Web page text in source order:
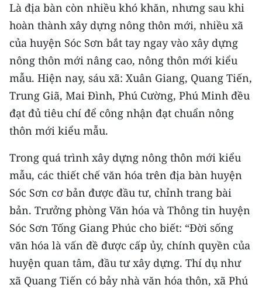
54 DÂN TỘC VIỆT NAM
CHƯƠNG TRÌNH OCOP - MỖI XÃ
MỘT SẢN PHẨM
MEDIA CENTER
Video
Media Chính trị
Media Kinh tế
Media Văn hóa
Media Xã hội
Là địa bàn còn nhiều khó khăn, nhưng sau khi
hoàn thành xây dựng nông thôn mới, nhiều xã
của huyện Sóc Sơn bắt tay ngay vào xây dựng
nông thôn mới nâng cao, nông thôn mới kiểu
mẫu. Hiện nay, sáu xã: Xuân Giang, Quang Tiến,
Trung Giã, Mai Đình, Phú Cường, Phú Minh đều
đạt đủ tiêu chí để công nhận đạt chuẩn nông
thôn mới kiểu mẫu.
Trong quá trình xây dựng nông thôn mới kiểu
mẫu, các thiết chế văn hóa trên địa bàn huyện
Sóc Sơn cơ bản được đầu tư, chỉnh trang bài
bản. Trưởng phòng Văn hóa và Thông tin huyện
Sóc Sơn Tống Giang Phúc cho biết: “Đời sống
văn hóa là vấn đề được cấp ủy, chính quyền của
huyện quan tâm, đầu tư xây dựng. Thí dụ như
xã Quang Tiến có bảy nhà văn hóa thôn, xã Phú